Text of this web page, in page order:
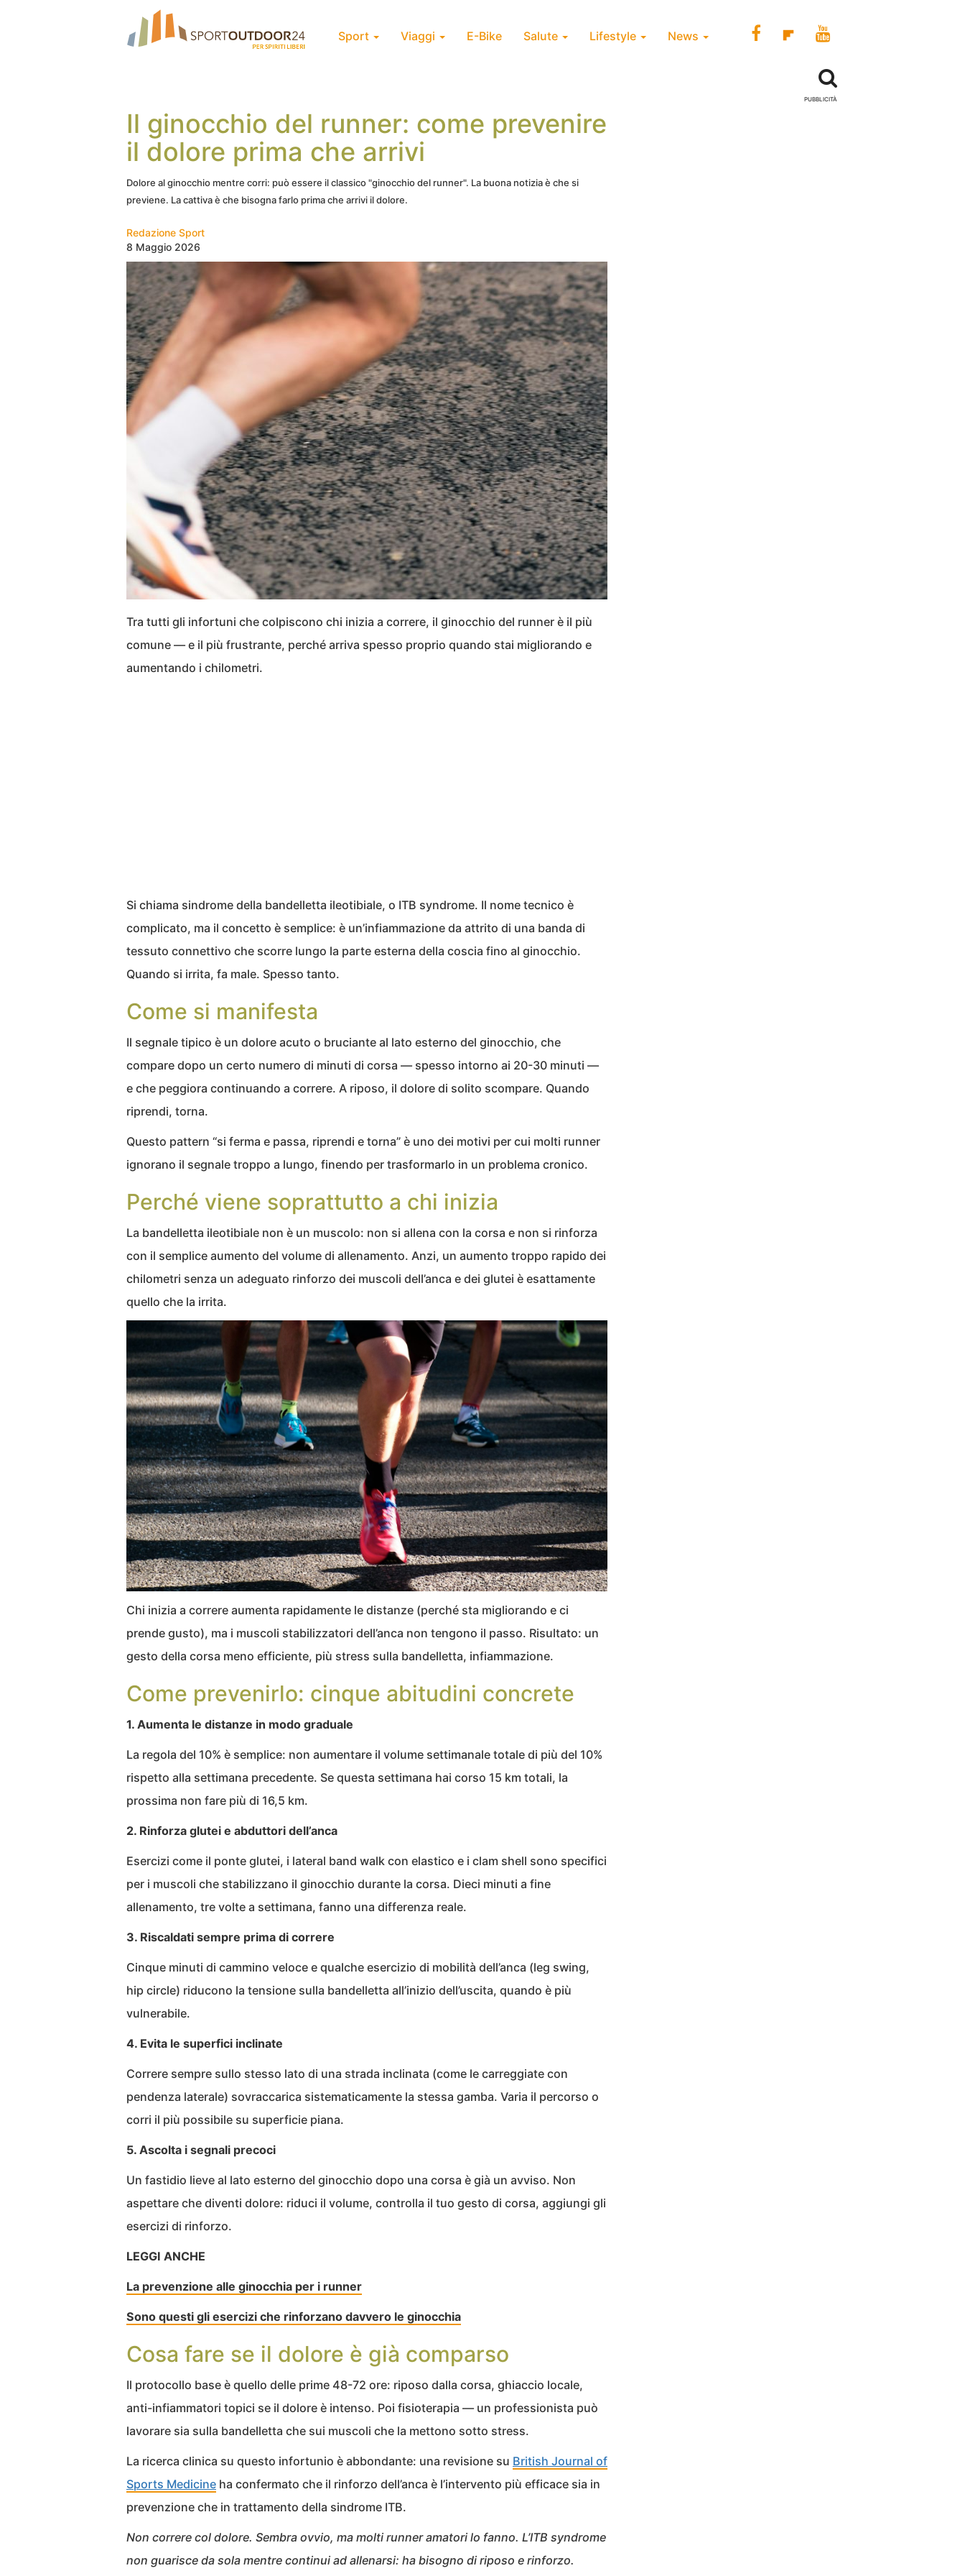
Sport Viaggi E-Bike Salute Lifestyle News
Il ginocchio del runner: come prevenire
il dolore prima che arrivi
Dolore al ginocchio mentre corri: può essere il classico "ginocchio del runner". La buona notizia è che si
previene. La cattiva è che bisogna farlo prima che arrivi il dolore.
Redazione Sport
8 Maggio 2026
Tra tutti gli infortuni che colpiscono chi inizia a correre, il ginocchio del runner è il più
comune — e il più frustrante, perché arriva spesso proprio quando stai migliorando e
aumentando i chilometri.
Si chiama sindrome della bandelletta ileotibiale, o ITB syndrome. Il nome tecnico è
complicato, ma il concetto è semplice: è un’infiammazione da attrito di una banda di
tessuto connettivo che scorre lungo la parte esterna della coscia fino al ginocchio.
Quando si irrita, fa male. Spesso tanto.
Come si manifesta
Il segnale tipico è un dolore acuto o bruciante al lato esterno del ginocchio, che
compare dopo un certo numero di minuti di corsa — spesso intorno ai 20-30 minuti —
e che peggiora continuando a correre. A riposo, il dolore di solito scompare. Quando
riprendi, torna.
Questo pattern “si ferma e passa, riprendi e torna” è uno dei motivi per cui molti runner
ignorano il segnale troppo a lungo, finendo per trasformarlo in un problema cronico.
Perché viene soprattutto a chi inizia
La bandelletta ileotibiale non è un muscolo: non si allena con la corsa e non si rinforza
con il semplice aumento del volume di allenamento. Anzi, un aumento troppo rapido dei
chilometri senza un adeguato rinforzo dei muscoli dell’anca e dei glutei è esattamente
quello che la irrita.
Chi inizia a correre aumenta rapidamente le distanze (perché sta migliorando e ci
prende gusto), ma i muscoli stabilizzatori dell’anca non tengono il passo. Risultato: un
gesto della corsa meno efficiente, più stress sulla bandelletta, infiammazione.
Come prevenirlo: cinque abitudini concrete
1. Aumenta le distanze in modo graduale
La regola del 10% è semplice: non aumentare il volume settimanale totale di più del 10%
rispetto alla settimana precedente. Se questa settimana hai corso 15 km totali, la
prossima non fare più di 16,5 km.
2. Rinforza glutei e abduttori dell’anca
Esercizi come il ponte glutei, i lateral band walk con elastico e i clam shell sono specifici
per i muscoli che stabilizzano il ginocchio durante la corsa. Dieci minuti a fine
allenamento, tre volte a settimana, fanno una differenza reale.
3. Riscaldati sempre prima di correre
Cinque minuti di cammino veloce e qualche esercizio di mobilità dell’anca (leg swing,
hip circle) riducono la tensione sulla bandelletta all’inizio dell’uscita, quando è più
vulnerabile.
4. Evita le superfici inclinate
Correre sempre sullo stesso lato di una strada inclinata (come le carreggiate con
pendenza laterale) sovraccarica sistematicamente la stessa gamba. Varia il percorso o
corri il più possibile su superficie piana.
5. Ascolta i segnali precoci
Un fastidio lieve al lato esterno del ginocchio dopo una corsa è già un avviso. Non
aspettare che diventi dolore: riduci il volume, controlla il tuo gesto di corsa, aggiungi gli
esercizi di rinforzo.
LEGGI ANCHE
La prevenzione alle ginocchia per i runner
Sono questi gli esercizi che rinforzano davvero le ginocchia
Cosa fare se il dolore è già comparso
Il protocollo base è quello delle prime 48-72 ore: riposo dalla corsa, ghiaccio locale,
anti-infiammatori topici se il dolore è intenso. Poi fisioterapia — un professionista può
lavorare sia sulla bandelletta che sui muscoli che la mettono sotto stress.
La ricerca clinica su questo infortunio è abbondante: una revisione su British Journal of
Sports Medicine ha confermato che il rinforzo dell’anca è l’intervento più efficace sia in
prevenzione che in trattamento della sindrome ITB.
Non correre col dolore. Sembra ovvio, ma molti runner amatori lo fanno. L’ITB syndrome
non guarisce da sola mentre continui ad allenarsi: ha bisogno di riposo e rinforzo.
PUBBLICITÀ